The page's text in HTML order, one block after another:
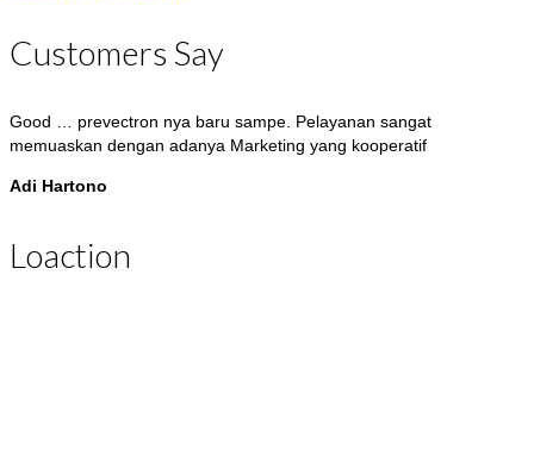
Customers Say
Good … prevectron nya baru sampe. Pelayanan sangat
memuaskan dengan adanya Marketing yang kooperatif
Adi Hartono
Adi Udin
Loaction